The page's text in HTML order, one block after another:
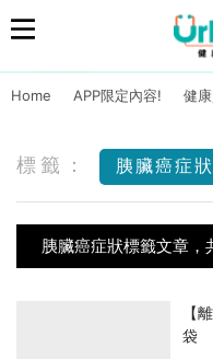
Home APP限定內容! 健
標籤： 胰臟癌症狀
胰臟癌症狀標籤文章
【
袋